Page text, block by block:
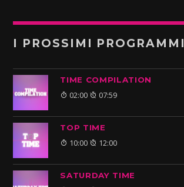
I PROSSIMI PROGRAMMI
TIME COMPILATION
02:00 07:59
TOP TIME
10:00 12:00
SATURDAY TIME